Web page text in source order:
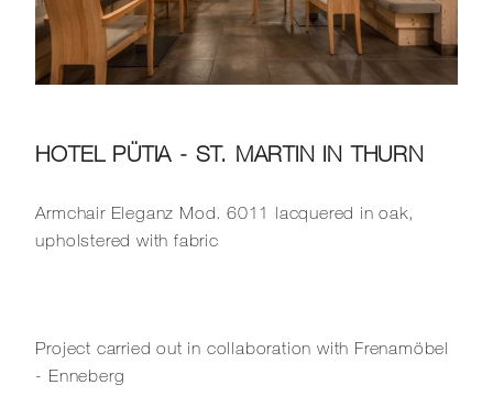
HOTEL PÜTIA - ST. MARTIN IN THURN
Armchair Eleganz Mod. 6011 lacquered in oak,
upholstered with fabric
Project carried out in collaboration with Frenamöbel
- Enneberg